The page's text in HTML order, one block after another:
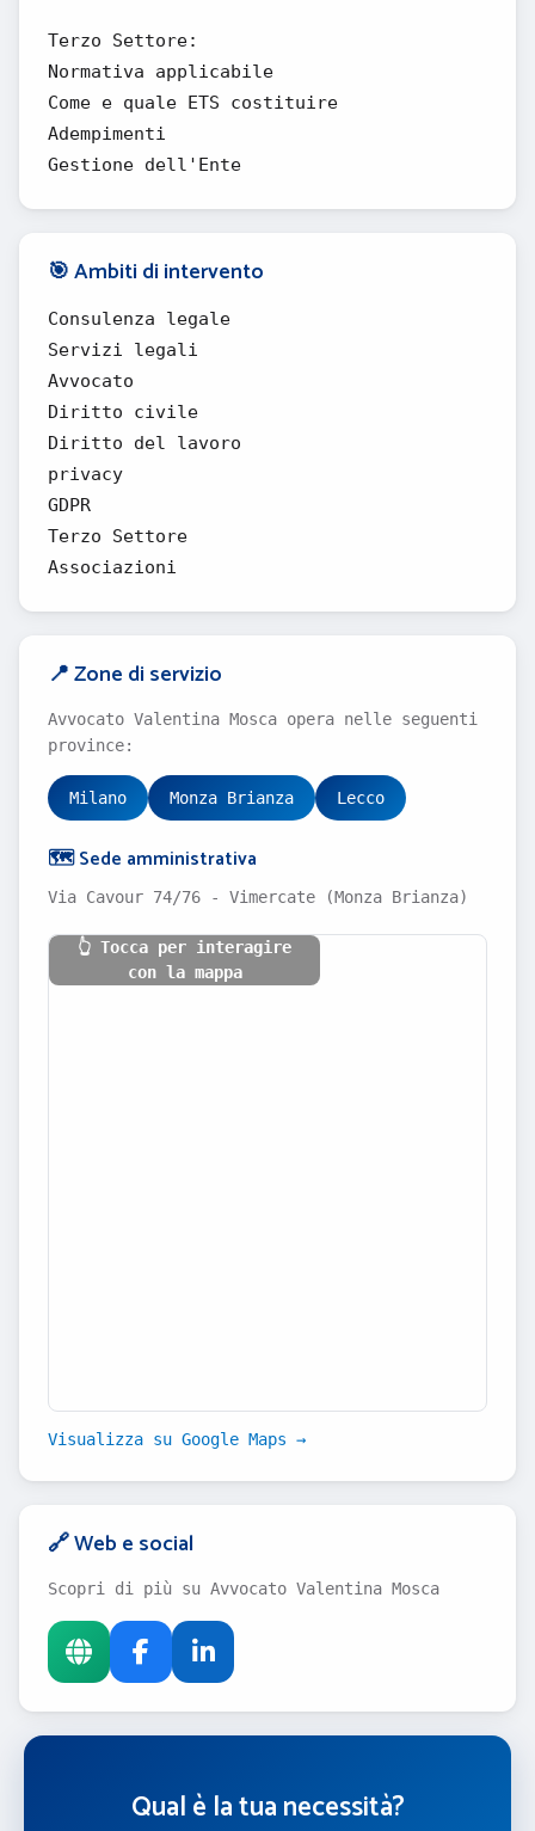
Terzo Settore:
Normativa applicabile
Come e quale ETS costituire
Adempimenti
Gestione dell'Ente
🎯 Ambiti di intervento
Consulenza legale
Servizi legali
Avvocato
Diritto civile
Diritto del lavoro
privacy
GDPR
Terzo Settore
Associazioni
📍 Zone di servizio
Avvocato Valentina Mosca opera nelle seguenti
province:
Milano Monza Brianza Lecco
🗺️ Sede amministrativa
Via Cavour 74/76 - Vimercate (Monza Brianza)
👆 Tocca per interagire
con la mappa
Visualizza su Google Maps →
🔗 Web e social
Scopri di più su Avvocato Valentina Mosca
Qual è la tua necessità?